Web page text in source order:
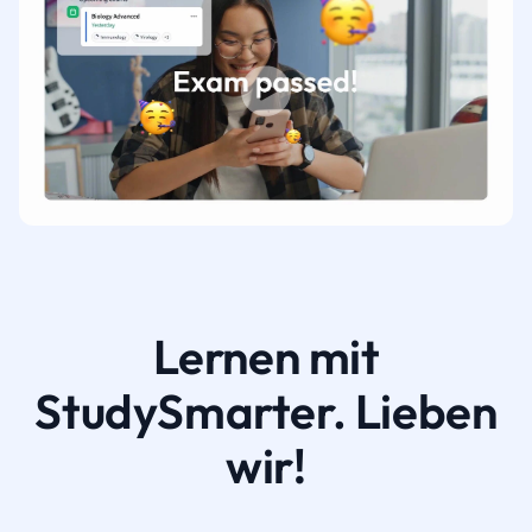
Lernen mit
StudySmarter. Lieben
wir!